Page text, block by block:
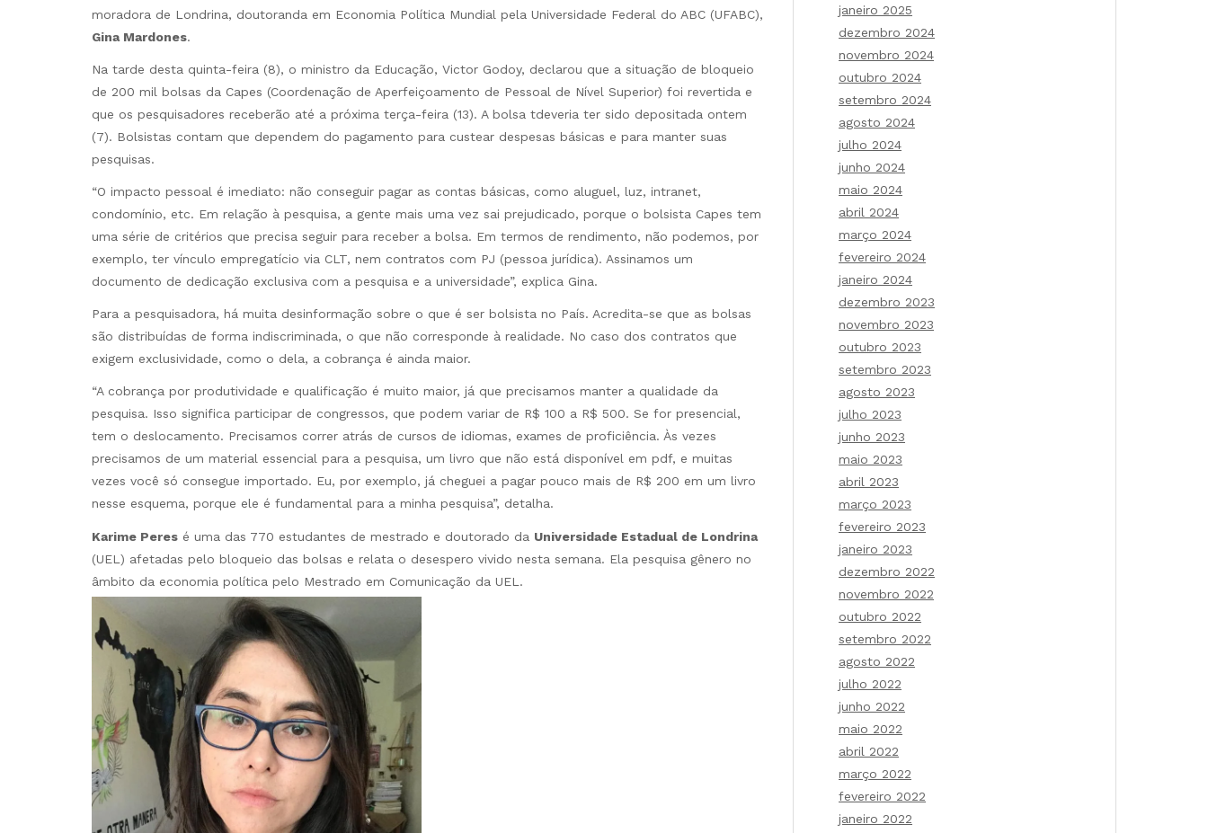
moradora de Londrina, doutoranda em Economia Política Mundial pela Universidade Federal do ABC (UFABC),
Gina Mardones.
Na tarde desta quinta-feira (8), o ministro da Educação, Victor Godoy, declarou que a situação de bloqueio
de 200 mil bolsas da Capes (Coordenação de Aperfeiçoamento de Pessoal de Nível Superior) foi revertida e
que os pesquisadores receberão até a próxima terça-feira (13). A bolsa tdeveria ter sido depositada ontem
(7). Bolsistas contam que dependem do pagamento para custear despesas básicas e para manter suas
pesquisas.
“O impacto pessoal é imediato: não conseguir pagar as contas básicas, como aluguel, luz, intranet,
condomínio, etc. Em relação à pesquisa, a gente mais uma vez sai prejudicado, porque o bolsista Capes tem
uma série de critérios que precisa seguir para receber a bolsa. Em termos de rendimento, não podemos, por
exemplo, ter vínculo empregatício via CLT, nem contratos com PJ (pessoa jurídica). Assinamos um
documento de dedicação exclusiva com a pesquisa e a universidade”, explica Gina.
Para a pesquisadora, há muita desinformação sobre o que é ser bolsista no País. Acredita-se que as bolsas
são distribuídas de forma indiscriminada, o que não corresponde à realidade. No caso dos contratos que
exigem exclusividade, como o dela, a cobrança é ainda maior.
“A cobrança por produtividade e qualificação é muito maior, já que precisamos manter a qualidade da
pesquisa. Isso significa participar de congressos, que podem variar de R$ 100 a R$ 500. Se for presencial,
tem o deslocamento. Precisamos correr atrás de cursos de idiomas, exames de proficiência. Às vezes
precisamos de um material essencial para a pesquisa, um livro que não está disponível em pdf, e muitas
vezes você só consegue importado. Eu, por exemplo, já cheguei a pagar pouco mais de R$ 200 em um livro
nesse esquema, porque ele é fundamental para a minha pesquisa”, detalha.
Karime Peres é uma das 770 estudantes de mestrado e doutorado da Universidade Estadual de Londrina
(UEL) afetadas pelo bloqueio das bolsas e relata o desespero vivido nesta semana. Ela pesquisa gênero no
âmbito da economia política pelo Mestrado em Comunicação da UEL.
janeiro 2025
dezembro 2024
novembro 2024
outubro 2024
setembro 2024
agosto 2024
julho 2024
junho 2024
maio 2024
abril 2024
março 2024
fevereiro 2024
janeiro 2024
dezembro 2023
novembro 2023
outubro 2023
setembro 2023
agosto 2023
julho 2023
junho 2023
maio 2023
abril 2023
março 2023
fevereiro 2023
janeiro 2023
dezembro 2022
novembro 2022
outubro 2022
setembro 2022
agosto 2022
julho 2022
junho 2022
maio 2022
abril 2022
março 2022
fevereiro 2022
janeiro 2022